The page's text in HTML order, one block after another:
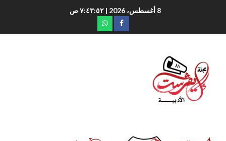
8 أغسطس، 2026 | ٧:٤٣:٥٣ ص